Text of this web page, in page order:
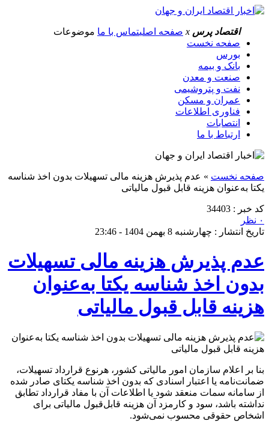
اقتصاد پرس x صفحه اصلیتماس با ما موضوعات
صفحه نخست
بورس
بانک و بیمه
صنعت و معدن
نفت و پتروشیمی
عمران و مسکن
فناوری اطلاعات
انتصابات
ارتباط با ما
صفحه نخست » عدم پذیرش هزینه مالی تسهیلات بدون اخذ شناسه
یکتا به‌عنوان هزینه قابل قبول مالیاتی
کد خبر : 34403
۰ نظر
تاریخ انتشار : چهارشنبه 8 بهمن 1404 - 23:46
عدم پذیرش هزینه مالی تسهیلات
بدون اخذ شناسه یکتا به‌عنوان
هزینه قابل قبول مالیاتی
بنا بر اعلام سازمان امور مالیاتی کشور، هرنوع قرارداد تسهیلات،
ضمانت‌نامه یا اعتبار اسنادی که بدون اخذ شناسه یکتای صادر شده
از سامانه سمات منعقد شود یا اطلاعات آن با مفاد قرارداد تطابق
نداشته باشد، سود و کارمزد آن هزینه قابل‌قبول مالیاتی برای
اشخاص حقوقی محسوب نمی‌شود.